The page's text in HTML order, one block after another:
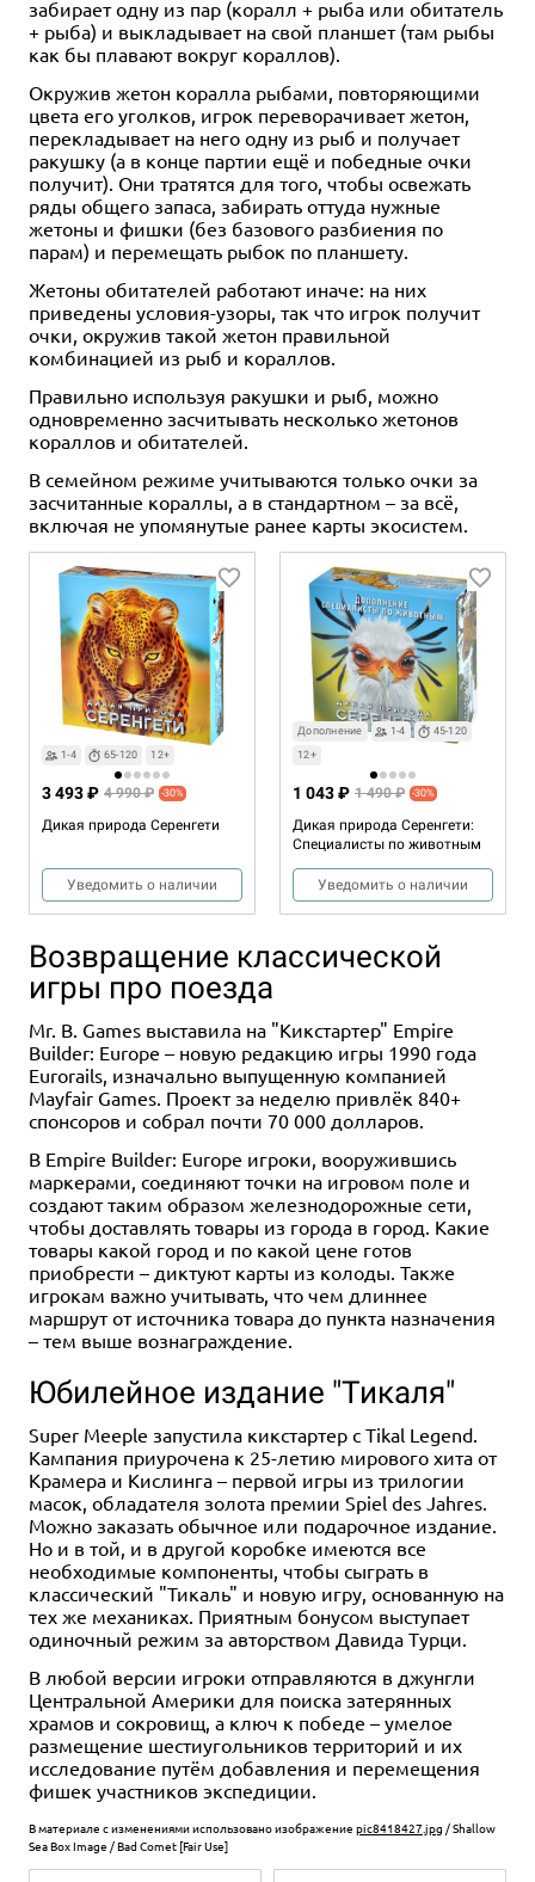
забирает одну из пар (коралл + рыба или обитатель
+ рыба) и выкладывает на свой планшет (там рыбы
как бы плавают вокруг кораллов).
Окружив жетон коралла рыбами, повторяющими
цвета его уголков, игрок переворачивает жетон,
перекладывает на него одну из рыб и получает
ракушку (а в конце партии ещё и победные очки
получит). Они тратятся для того, чтобы освежать
ряды общего запаса, забирать оттуда нужные
жетоны и фишки (без базового разбиения по
парам) и перемещать рыбок по планшету.
Жетоны обитателей работают иначе: на них
приведены условия-узоры, так что игрок получит
очки, окружив такой жетон правильной
комбинацией из рыб и кораллов.
Правильно используя ракушки и рыб, можно
одновременно засчитывать несколько жетонов
кораллов и обитателей.
В семейном режиме учитываются только очки за
засчитанные кораллы, а в стандартном – за всё,
включая не упомянутые ранее карты экосистем.
1-4 65-120 12+
Дикая природа Серенгети
3 493 ₽ 4 990 ₽ -30%
Уведомить о наличии
Дополнение 1-4
45-120
12+
Дикая природа Серенгети:
Специалисты по животным
1 043 ₽ 1 490 ₽ -30%
Уведомить о наличии
Возвращение классической
игры про поезда
Mr. B. Games выставила на "Кикстартер" Empire
Builder: Europe – новую редакцию игры 1990 года
Eurorails, изначально выпущенную компанией
Mayfair Games. Проект за неделю привлёк 840+
спонсоров и собрал почти 70 000 долларов.
В Empire Builder: Europe игроки, вооружившись
маркерами, соединяют точки на игровом поле и
создают таким образом железнодорожные сети,
чтобы доставлять товары из города в город. Какие
товары какой город и по какой цене готов
приобрести – диктуют карты из колоды. Также
игрокам важно учитывать, что чем длиннее
маршрут от источника товара до пункта назначения
– тем выше вознаграждение.
Юбилейное издание "Тикаля"
Super Meeple запустила кикстартер с Tikal Legend.
Кампания приурочена к 25-летию мирового хита от
Крамера и Кислинга – первой игры из трилогии
масок, обладателя золота премии Spiel des Jahres.
Можно заказать обычное или подарочное издание.
Но и в той, и в другой коробке имеются все
необходимые компоненты, чтобы сыграть в
классический "Тикаль" и новую игру, основанную на
тех же механиках. Приятным бонусом выступает
одиночный режим за авторством Давида Турци.
В любой версии игроки отправляются в джунгли
Центральной Америки для поиска затерянных
храмов и сокровищ, а ключ к победе – умелое
размещение шестиугольников территорий и их
исследование путём добавления и перемещения
фишек участников экспедиции.
В материале с изменениями использовано изображение pic8418427.jpg / Shallow
Sea Box Image / Bad Comet [Fair Use]